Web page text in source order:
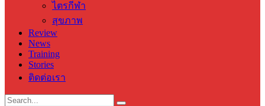
ไตรกีฬา
สุขภาพ
Review
News
Training
Stories
ติดต่อเรา